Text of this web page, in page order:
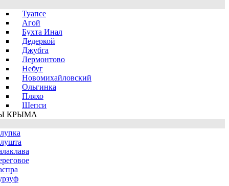
Туапсе
Агой
Бухта Инал
Дедеркой
Джубга
Лермонтово
Небуг
Новомихайловский
Ольгинка
Пляхо
Шепси
КРЫМА